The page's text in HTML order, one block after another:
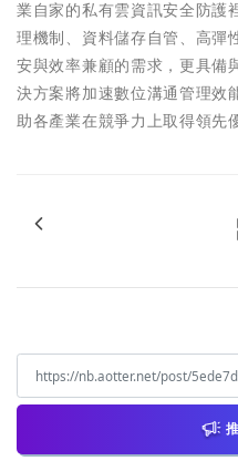
業自家的私有雲資訊安全防護
理機制、資料儲存自管、高彈
安與效率兼顧的需求，更具備
決方案將加速數位溝通管理效
助各產業在競爭力上取得領先